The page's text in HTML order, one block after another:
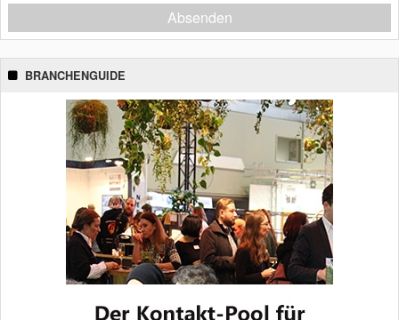
Absenden
BRANCHENGUIDE